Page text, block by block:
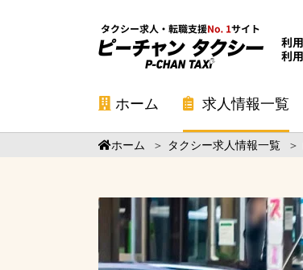
ホーム 求人情報一覧
ホーム ＞ タクシー求人情報一覧 ＞